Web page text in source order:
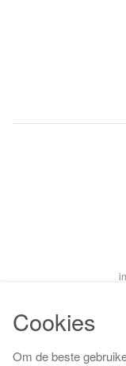
Cookies
Om de beste